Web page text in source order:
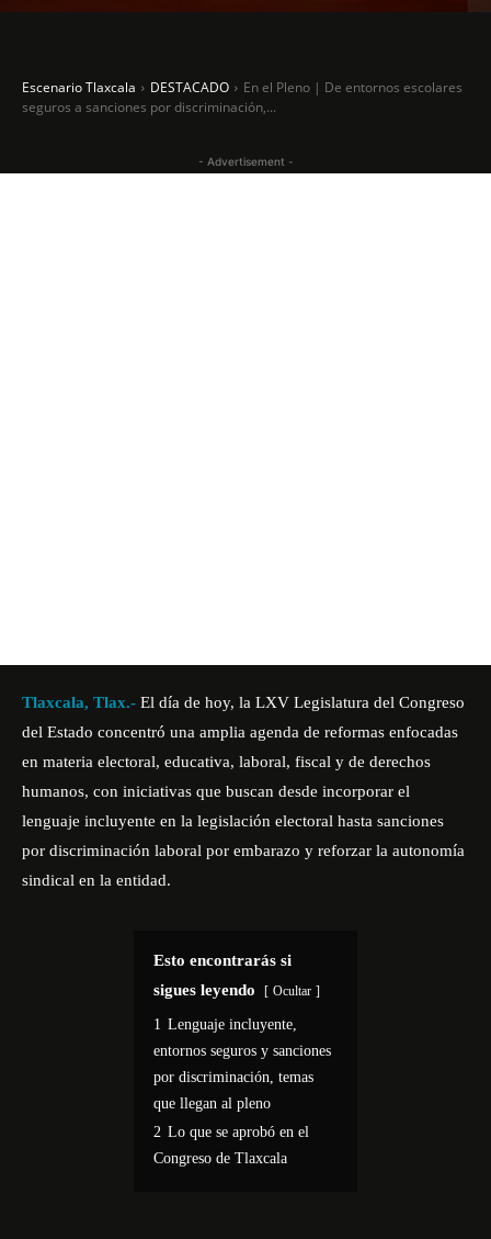
Escenario Tlaxcala DESTACADO
En el Pleno | De entornos escolares
seguros a sanciones por discriminación,...
- Advertisement -
Tlaxcala, Tlax.- El día de hoy, la LXV Legislatura del Congreso
del Estado concentró una amplia agenda de reformas enfocadas
en materia electoral, educativa, laboral, fiscal y de derechos
humanos, con iniciativas que buscan desde incorporar el
lenguaje incluyente en la legislación electoral hasta sanciones
por discriminación laboral por embarazo y reforzar la autonomía
sindical en la entidad.
Esto encontrarás si
sigues leyendo
Ocultar
1 Lenguaje incluyente,
entornos seguros y sanciones
por discriminación, temas
que llegan al pleno
2 Lo que se aprobó en el
Congreso de Tlaxcala